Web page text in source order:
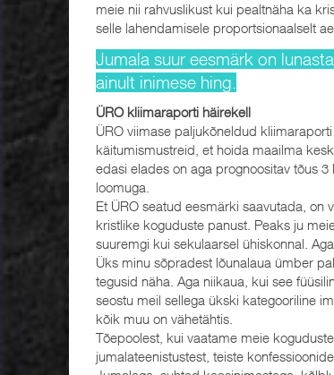
meie nii rahvuslikust kui pealtnäha ka
selle lahendamisele proportsionaalselt
Jumala suur eesmärk on
ainult inimese hing.
ÜRO kliimaraporti häirekell
ÜRO viimase paljukõneldud
käitumismustreid, et hoida maailma
edasi elades on aga prognoositav tõus
loomuga.
Et ÜRO seatud eesmärki saavutada, on
kristlike koguduste panust. Peaks ju
suuremgi kui sekulaarsel ühiskonnal.
Üks minu sõpradest lõunalaua ümber
tegusid näha. Aga niikaua, kui see
seostu meil sellega ükski kategooriline
kõik muu on vähetähtis.
Tõepoolest, kui vaatame meie
jumalateenistustest, teiste